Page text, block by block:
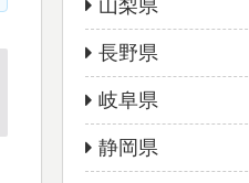
山梨県
長野県
岐阜県
静岡県